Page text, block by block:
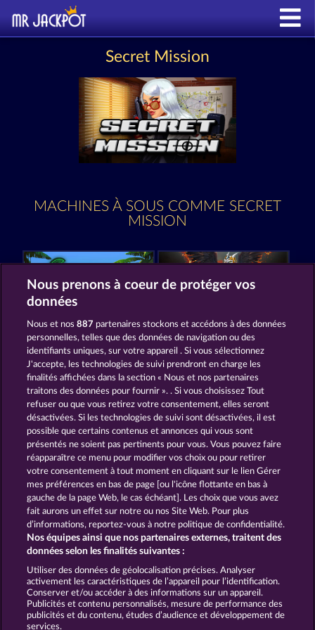
Secret Mission
MACHINES À SOUS COMME SECRET
MISSION
Mallorca Wilds The Griffin
King & Queen Robin & his girl
CGU
Politique de confidentialité et de cookies
Mentions légales Société
Envoyer la demande de rétractation
Nous prenons à coeur de protéger vos
données
Nous et nos887 partenaires stockons et accédons à des données
personnelles, telles que des données de navigation ou des
identifiants uniques, sur votre appareil . Si vous sélectionnez
J'accepte, les technologies de suivi prendront en charge les
finalités affichées dans la section « Nous et nos partenaires
traitons des données pour fournir ». . Si vous choisissez Tout
refuser ou que vous retirez votre consentement, elles seront
désactivées. Si les technologies de suivi sont désactivées, il est
possible que certains contenus et annonces qui vous sont
présentés ne soient pas pertinents pour vous. Vous pouvez faire
réapparaître ce menu pour modifier vos choix ou pour retirer
votre consentement à tout moment en cliquant sur le lien Gérer
mes préférences en bas de page [ou l'icône flottante en bas à
gauche de la page Web, le cas échéant]. Les choix que vous avez
fait aurons un effet sur notre ou nos Site Web. Pour plus
d’informations, reportez-vous à notre politique de confidentialité.
Nos équipes ainsi que nos partenaires externes, traitent des
données selon les finalités suivantes :
Utiliser des données de géolocalisation précises. Analyser
activement les caractéristiques de l’appareil pour l’identification.
Conserver et/ou accéder à des informations sur un appareil.
Publicités et contenu personnalisés, mesure de performance des
publicités et du contenu, études d’audience et développement de
services.